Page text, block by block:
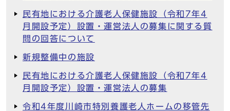
民有地における介護老人保健施設（令和7年4
月開設予定）設置・運営法人の募集に関する質
問の回答について
新規整備中の施設
民有地における介護老人保健施設（令和7年4
月開設予定）設置・運営法人の募集
令和4年度川崎市特別養護老人ホームの移管先